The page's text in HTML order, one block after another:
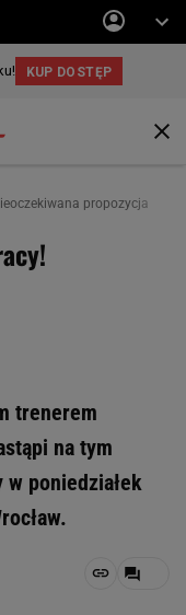
propozycja
trenerem
na tym
poniedziałek